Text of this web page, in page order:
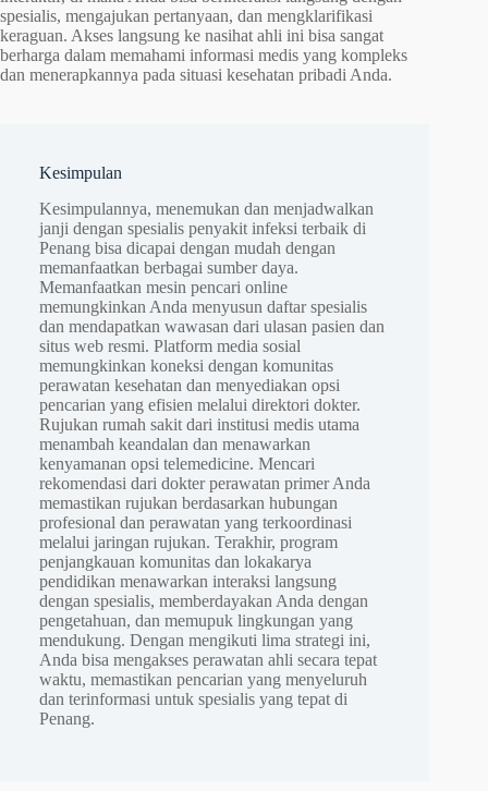
spesialis, mengajukan pertanyaan, dan mengklarifikasi
keraguan. Akses langsung ke nasihat ahli ini bisa sangat
berharga dalam memahami informasi medis yang kompleks
dan menerapkannya pada situasi kesehatan pribadi Anda.
Kesimpulan
Kesimpulannya, menemukan dan menjadwalkan
janji dengan spesialis penyakit infeksi terbaik di
Penang bisa dicapai dengan mudah dengan
memanfaatkan berbagai sumber daya.
Memanfaatkan mesin pencari online
memungkinkan Anda menyusun daftar spesialis
dan mendapatkan wawasan dari ulasan pasien dan
situs web resmi. Platform media sosial
memungkinkan koneksi dengan komunitas
perawatan kesehatan dan menyediakan opsi
pencarian yang efisien melalui direktori dokter.
Rujukan rumah sakit dari institusi medis utama
menambah keandalan dan menawarkan
kenyamanan opsi telemedicine. Mencari
rekomendasi dari dokter perawatan primer Anda
memastikan rujukan berdasarkan hubungan
profesional dan perawatan yang terkoordinasi
melalui jaringan rujukan. Terakhir, program
penjangkauan komunitas dan lokakarya
pendidikan menawarkan interaksi langsung
dengan spesialis, memberdayakan Anda dengan
pengetahuan, dan memupuk lingkungan yang
mendukung. Dengan mengikuti lima strategi ini,
Anda bisa mengakses perawatan ahli secara tepat
waktu, memastikan pencarian yang menyeluruh
dan terinformasi untuk spesialis yang tepat di
Penang.